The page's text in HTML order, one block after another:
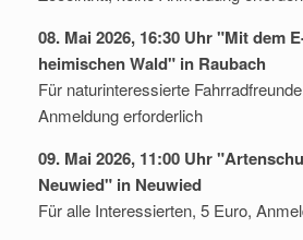
08. Mai 2026, 16:30 Uhr "Mit dem
heimischen Wald" in Raubach
Für naturinteressierte
Anmeldung erforderlich
09. Mai 2026, 11:00 Uhr
Neuwied" in Neuwied
Für alle Interessierten, 5 Euro,